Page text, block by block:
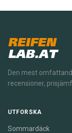
REIFEN
LAB.AT
Den mest
recensioner,
UTFORSKA
Sommardäck